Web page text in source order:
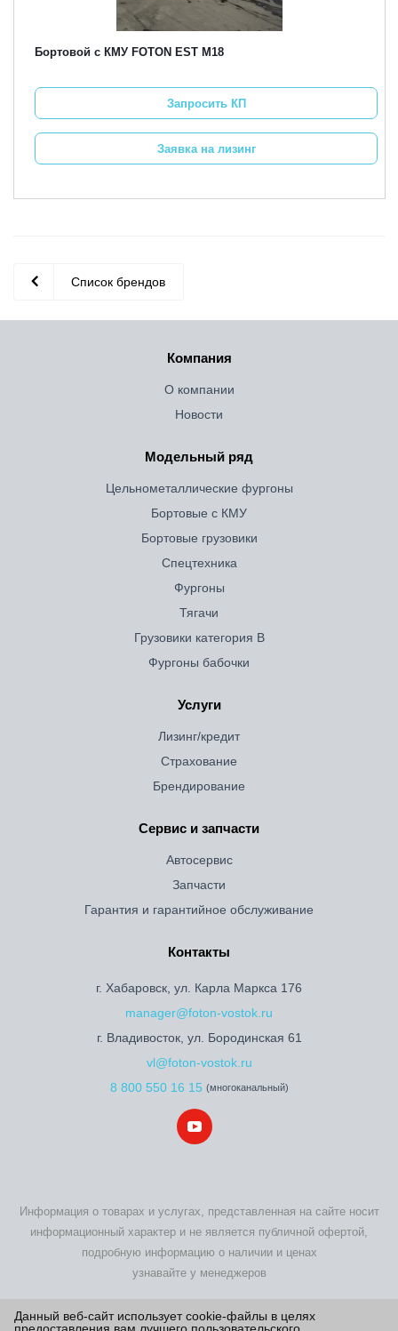
Бортовой с КМУ FOTON EST M18
Запросить КП
Заявка на лизинг
Список брендов
Компания
О компании
Новости
Модельный ряд
Цельнометаллические фургоны
Бортовые с КМУ
Бортовые грузовики
Спецтехника
Фургоны
Тягачи
Грузовики категория B
Фургоны бабочки
Услуги
Лизинг/кредит
Страхование
Брендирование
Сервис и запчасти
Автосервис
Запчасти
Гарантия и гарантийное обслуживание
Контакты
г. Хабаровск, ул. Карла Маркса 176
manager@foton-vostok.ru
г. Владивосток, ул. Бородинская 61
vl@foton-vostok.ru
8 800 550 16 15 (многоканальный)
Информация о товарах и услугах, представленная на сайте носит
информационный характер и не является публичной офертой,
подробную информацию о наличии и ценах
узнавайте у менеджеров
2026 © Foton Motor - купить новый Фотон по выгодной цене на
Данный веб-сайт использует cookie-файлы в целях